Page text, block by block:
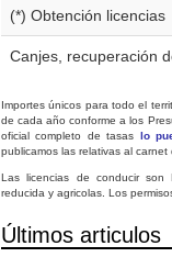
(*) Obtención licencias
Canjes, recuperación
Importes únicos para todo el
de cada año conforme a los
oficial completo de tasas lo
publicamos las relativas al carnet
Las licencias de conducir son
reducida y agricolas. Los
Últimos articulos